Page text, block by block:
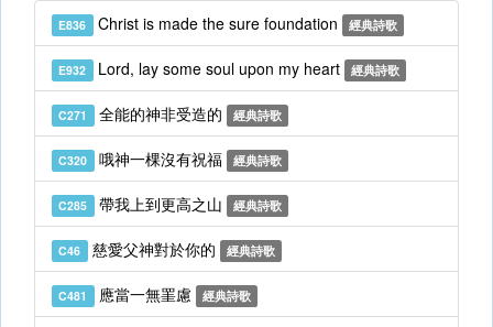
E836 Christ is made the sure foundation 經典詩歌
E932 Lord, lay some soul upon my heart 經典詩歌
C271 全能的神非受造的 經典詩歌
C320 哦神一棵沒有祝福 經典詩歌
C285 帶我上到更高之山 經典詩歌
C46 慈愛父神對於你的 經典詩歌
C481 應當一無罣慮 經典詩歌